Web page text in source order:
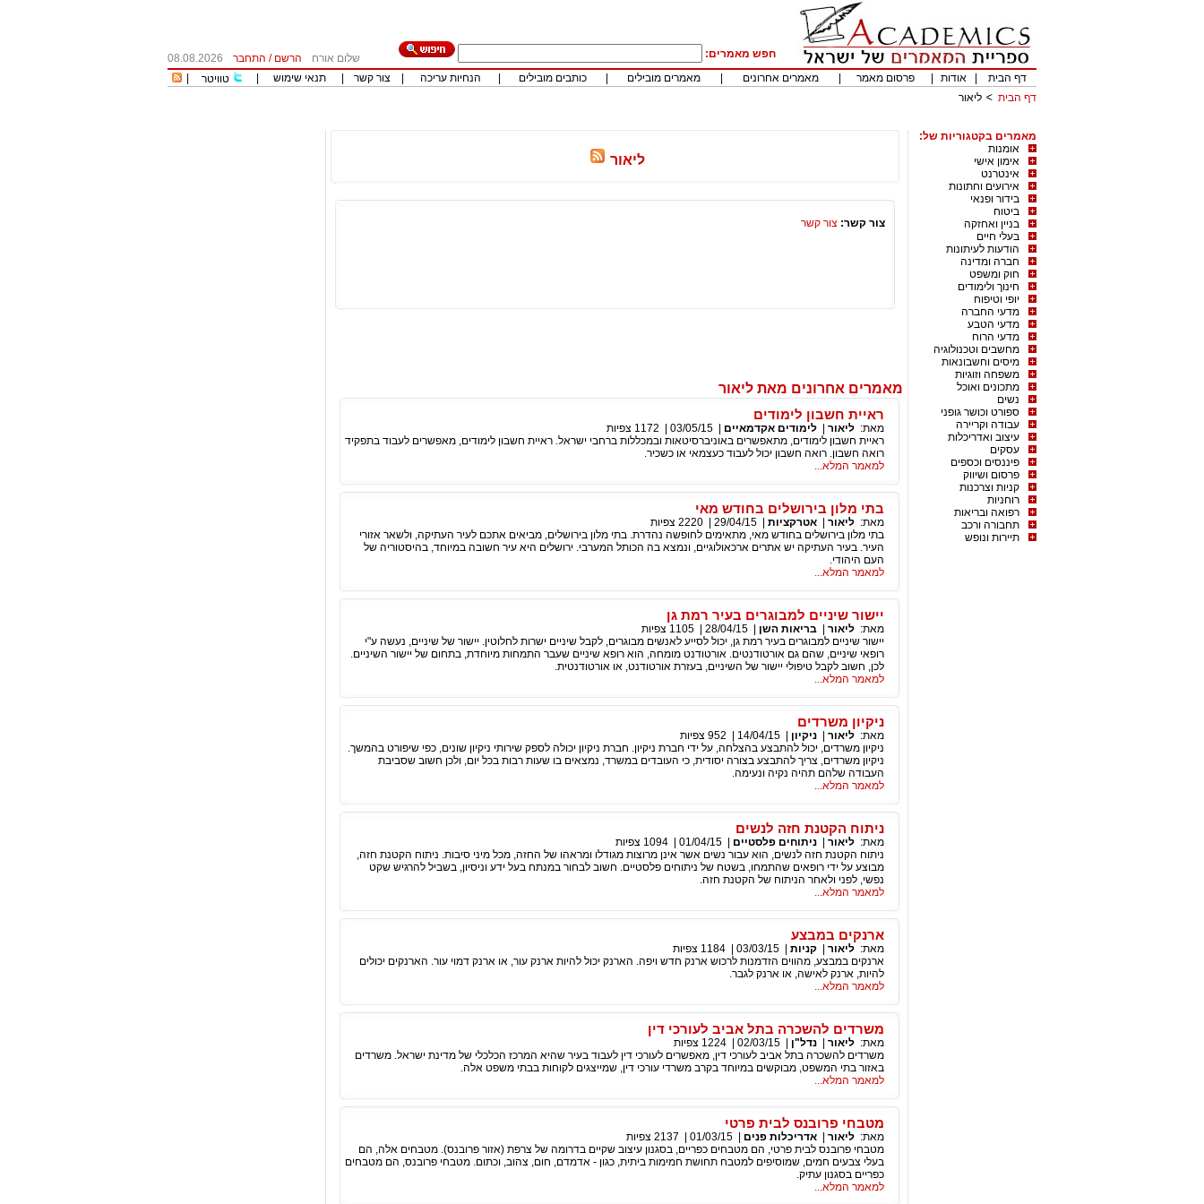
חפש מאמרים: שלום אורח הרשם / התחבר
08.08.2026
דף הבית
אודות פרסום מאמר מאמרים אחרונים מאמרים מובילים כותבים מובילים הנחיות עריכה צור קשר תנאי שימוש טוויטר
דף הבית
ליאור
מאמרים בקטגוריות של:
אומנות
אימון אישי
אינטרנט
אירועים וחתונות
בידור ופנאי
ביטוח
בניין ואחזקה
בעלי חיים
הודעות לעיתונות
חברה ומדינה
חוק ומשפט
חינוך ולימודים
יופי וטיפוח
מדעי החברה
מדעי הטבע
מדעי הרוח
מחשבים וטכנולוגיה
מיסים וחשבונאות
משפחה וזוגיות
מתכונים ואוכל
נשים
ספורט וכושר גופני
עבודה וקריירה
עיצוב ואדריכלות
עסקים
פיננסים וכספים
פרסום ושיווק
קניות וצרכנות
רוחניות
רפואה ובריאות
תחבורה ורכב
תיירות ונופש
ליאור
צור קשר: צור קשר
מאמרים אחרונים מאת ליאור
ראיית חשבון לימודים
מאת: ליאור לימודים אקדמאיים 03/05/15
1172 צפיות
ראיית חשבון לימודים, מתאפשרים באוניברסיטאות ובמכללות ברחבי ישראל. ראיית חשבון לימודים, מאפשרים לעבוד בתפקיד
רואה חשבון. רואה חשבון יכול לעבוד כעצמאי או כשכיר.
למאמר המלא...
בתי מלון בירושלים בחודש מאי
מאת: ליאור אטרקציות 29/04/15
2220 צפיות
בתי מלון בירושלים בחודש מאי, מתאימים לחופשה נהדרת. בתי מלון בירושלים, מביאים אתכם לעיר העתיקה, ולשאר אזורי
העיר. בעיר העתיקה יש אתרים ארכאולוגיים, ונמצא בה הכותל המערבי. ירושלים היא עיר חשובה במיוחד, בהיסטוריה של
העם היהודי.
למאמר המלא...
יישור שיניים למבוגרים בעיר רמת גן
מאת: ליאור בריאות השן 28/04/15
1105 צפיות
יישור שיניים למבוגרים בעיר רמת גן, יכול לסייע לאנשים מבוגרים, לקבל שיניים ישרות לחלוטין. יישור של שיניים, נעשה ע"י
רופאי שיניים, שהם גם אורטודנטים. אורטודנט מומחה, הוא רופא שיניים שעבר התמחות מיוחדת, בתחום של יישור השיניים.
לכן, חשוב לקבל טיפולי יישור של השיניים, בעזרת אורטודנט, או אורטודנטית.
למאמר המלא...
ניקיון משרדים
מאת: ליאור ניקיון 14/04/15
952 צפיות
ניקיון משרדים, יכול להתבצע בהצלחה, על ידי חברת ניקיון. חברת ניקיון יכולה לספק שירותי ניקיון שונים, כפי שיפורט בהמשך.
ניקיון משרדים, צריך להתבצע בצורה יסודית, כי העובדים במשרד, נמצאים בו שעות רבות בכל יום, ולכן חשוב שסביבת
העבודה שלהם תהיה נקיה ונעימה.
למאמר המלא...
ניתוח הקטנת חזה לנשים
מאת: ליאור ניתוחים פלסטיים 01/04/15
1094 צפיות
ניתוח הקטנת חזה לנשים, הוא עבור נשים אשר אינן מרוצות מגודלו ומראהו של החזה, מכל מיני סיבות. ניתוח הקטנת חזה,
מבוצע על ידי רופאים שהתמחו, בשטח של ניתוחים פלסטיים. חשוב לבחור במנתח בעל ידע וניסיון, בשביל להרגיש שקט
נפשי, לפני ולאחר הניתוח של הקטנת חזה.
למאמר המלא...
ארנקים במבצע
מאת: ליאור קניות 03/03/15
1184 צפיות
ארנקים במבצע, מהווים הזדמנות לרכוש ארנק חדש ויפה. הארנק יכול להיות ארנק עור, או ארנק דמוי עור. הארנקים יכולים
להיות, ארנק לאישה, או ארנק לגבר.
למאמר המלא...
משרדים להשכרה בתל אביב לעורכי דין
מאת: ליאור נדל"ן 02/03/15
1224 צפיות
משרדים להשכרה בתל אביב לעורכי דין, מאפשרים לעורכי דין לעבוד בעיר שהיא המרכז הכלכלי של מדינת ישראל. משרדים
באזור בתי המשפט, מבוקשים במיוחד בקרב משרדי עורכי דין, שמייצגים לקוחות בבתי משפט אלה.
למאמר המלא...
מטבחי פרובנס לבית פרטי
מאת: ליאור אדריכלות פנים 01/03/15
2137 צפיות
מטבחי פרובנס לבית פרטי, הם מטבחים כפריים, בסגנון עיצוב שקיים בדרומה של צרפת (אזור פרובנס). מטבחים אלה, הם
בעלי צבעים חמים, שמוסיפים למטבח תחושת חמימות ביתית, כגון - אדמדם, חום, צהוב, וכתום. מטבחי פרובנס, הם מטבחים
כפריים בסגנון עתיק.
למאמר המלא...